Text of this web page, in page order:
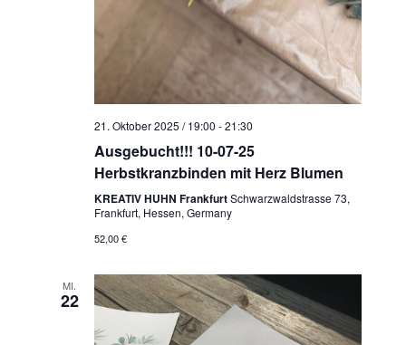
d
A
n
s
h
t
N
a
v
g
a
21. Oktober 2025 / 19:00 -21:30
Ausgebucht!!! 10-07-25
Herbstkranzbinden mit Herz Blumen
KREATIV HUHN FrankfurtSchwarzwaldstrasse 73,
Frankfurt, Hessen, Germany
52,00 €
MI.
22